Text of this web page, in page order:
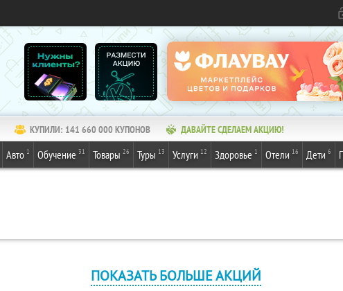
КУПИЛИ: 141 660 000КУПОНОВ ДАВАЙТЕ СДЕЛАЕМ АКЦИЮ!
Авто 1 Обучение 31 Товары 26 Туры 13 Услуги 12 Здоровье 1 Отели 16 Дети 6
ПОКАЗАТЬ БОЛЬШЕ АКЦИЙ